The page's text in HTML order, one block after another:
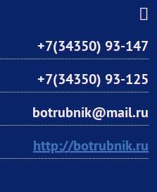
+7(34350) 93-147
+7(34350) 93-125
botrubnik@mail.ru
http://botrubnik.ru